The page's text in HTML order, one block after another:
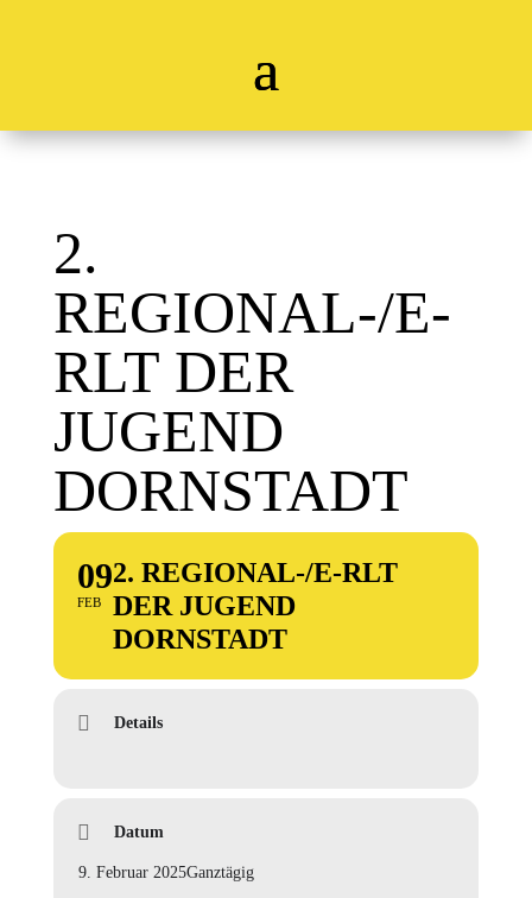
2.
REGIONAL-/E-
RLT DER
JUGEND
DORNSTADT
09
FEB
2. REGIONAL-/E-RLT
DER JUGEND
DORNSTADT
Details
Datum
9. Februar 2025Ganztägig